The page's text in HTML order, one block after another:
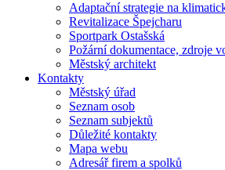
Adaptační strategie na
Revitalizace Špejcharu
Sportpark Ostašská
Požární dokumentace, zdroje
Městský architekt
Kontakty
Městský úřad
Seznam osob
Seznam subjektů
Důležité kontakty
Mapa webu
Adresář firem a spolků